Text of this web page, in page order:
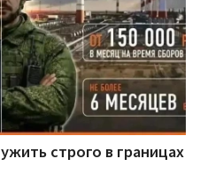
строго в границах